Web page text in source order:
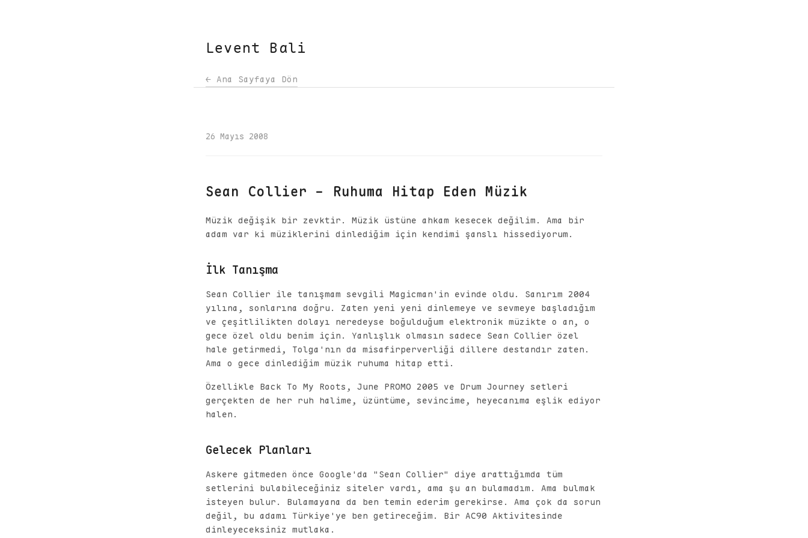
Levent Bali
← Ana Sayfaya Dön
26 Mayıs 2008
Sean Collier - Ruhuma Hitap Eden Müzik
Müzik değişik bir zevktir. Müzik üstüne ahkam kesecek değilim. Ama bir
adam var ki müziklerini dinlediğim için kendimi şanslı hissediyorum.
İlk Tanışma
Sean Collier ile tanışmam sevgili Magicman'in evinde oldu. Sanırım 2004
yılına, sonlarına doğru. Zaten yeni yeni dinlemeye ve sevmeye başladığım
ve çeşitlilikten dolayı neredeyse boğulduğum elektronik müzikte o an, o
gece özel oldu benim için. Yanlışlık olmasın sadece Sean Collier özel
hale getirmedi, Tolga'nın da misafirperverliği dillere destandır zaten.
Ama o gece dinlediğim müzik ruhuma hitap etti.
Özellikle Back To My Roots, June PROMO 2005 ve Drum Journey setleri
gerçekten de her ruh halime, üzüntüme, sevincime, heyecanıma eşlik ediyor
halen.
Gelecek Planları
Askere gitmeden önce Google'da "Sean Collier" diye arattığımda tüm
setlerini bulabileceğiniz siteler vardı, ama şu an bulamadım. Ama bulmak
isteyen bulur. Bulamayana da ben temin ederim gerekirse. Ama çok da sorun
değil, bu adamı Türkiye'ye ben getireceğim. Bir AC90 Aktivitesinde
dinleyeceksiniz mutlaka.